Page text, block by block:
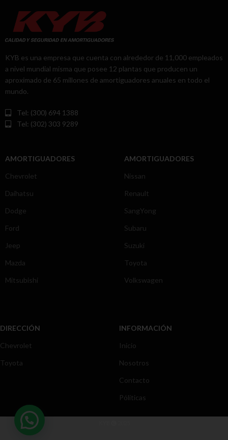
KYB es una empresa que cuenta con alrededor de 11,000 empleados
a nivel mundial misma que posee 12 plantas que producen un
aproximado de 65 millones de amortiguadores anuales en todo el
mundo.
Tel: (300) 694 1388
Tel: (302) 303 9289
AMORTIGUADORES
Chevrolet
Daihatsu
Dodge
Ford
Jeep
Mazda
Mitsubishi
AMORTIGUADORES
Nissan
Renault
SangYong
Subaru
Suzuki
Toyota
Volkswagen
DIRECCIÓN
Chevrolet
Toyota
INFORMACIÓN
Inicio
Nosotros
Contacto
Póliticas